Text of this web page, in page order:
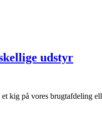
udstyr
kig på vores brugtafdeling